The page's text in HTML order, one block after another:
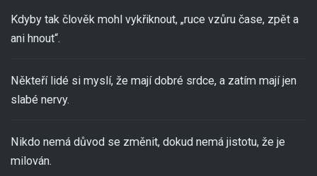
Kdyby tak člověk mohl vykřiknout, „ruce vzůru čase, zpět a
ani hnout“.
Někteří lidé si myslí, že mají dobré srdce, a zatím mají jen
slabé nervy.
Nikdo nemá důvod se změnit, dokud nemá jistotu, že je
milován.